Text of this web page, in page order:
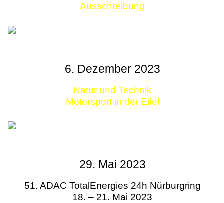
Ausschreibung
6. Dezember 2023
Natur und Technik
Motorsport in der Eifel
29. Mai 2023
51. ADAC TotalEnergies 24h Nürburgring
18. – 21. Mai 2023